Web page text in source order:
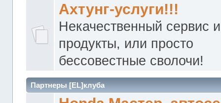
Ахтунг-услуги!!!
Некачественный сервис и
продукты, или просто
бессовестные сволочи!
Партнеры [EL]клуба